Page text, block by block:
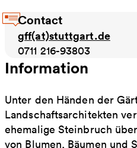
Contact
gff(at)stuttgart.de
0711 216-93803
Information
Unter den Händen der
Landschaftsarchitekten
ehemalige Steinbruch
von Blumen, Bäumen und